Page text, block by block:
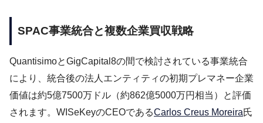
SPAC事業統合と複数企業買収戦略
QuantisimoとGigCapital8の間で検討されている事業統合
により、統合後の法人エンティティの初期プレマネー企業
価値は約5億7500万ドル（約862億5000万円相当）と評価
されます。WISeKeyのCEOであるCarlos Creus Moreira氏